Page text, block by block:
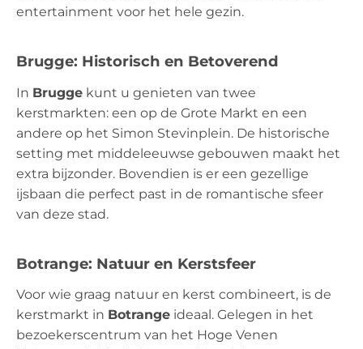
entertainment voor het hele gezin.
Brugge: Historisch en Betoverend
In Brugge kunt u genieten van twee
kerstmarkten: een op de Grote Markt en een
andere op het Simon Stevinplein. De historische
setting met middeleeuwse gebouwen maakt het
extra bijzonder. Bovendien is er een gezellige
ijsbaan die perfect past in de romantische sfeer
van deze stad.
Botrange: Natuur en Kerstsfeer
Voor wie graag natuur en kerst combineert, is de
kerstmarkt in Botrange ideaal. Gelegen in het
bezoekerscentrum van het Hoge Venen